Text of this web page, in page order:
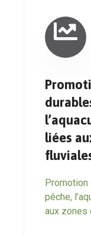
liées
Promotion
pêche,
aux zones